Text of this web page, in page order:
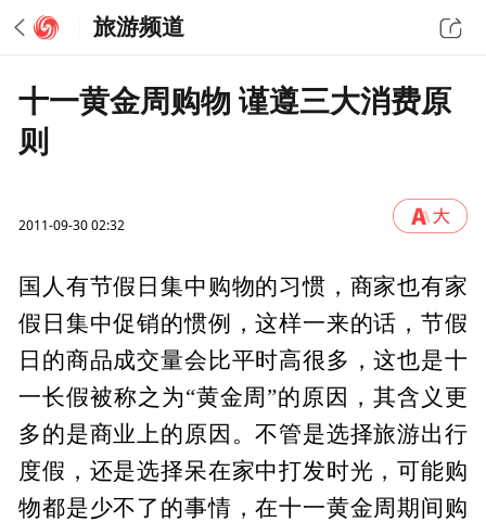
旅游频道
十一黄金周购物 谨遵三大消费原
则
2011-09-30 02:32
国人有节假日集中购物的习惯，商家也有家
假日集中促销的惯例，这样一来的话，节假
日的商品成交量会比平时高很多，这也是十
一长假被称之为“黄金周”的原因，其含义更
多的是商业上的原因。不管是选择旅游出行
度假，还是选择呆在家中打发时光，可能购
物都是少不了的事情，在十一黄金周期间购